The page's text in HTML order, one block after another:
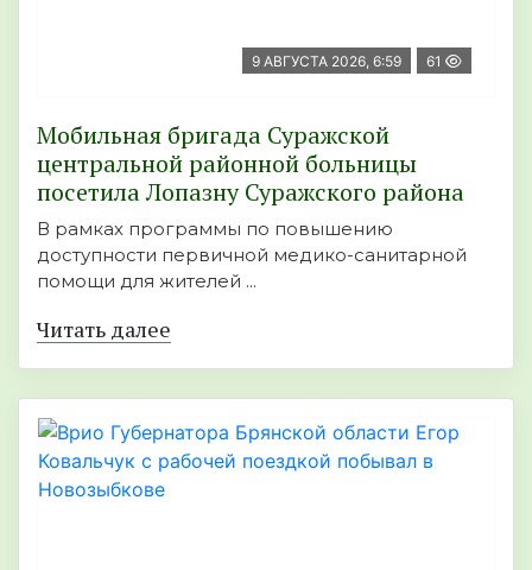
9 АВГУСТА 2026, 6:59 61
Мобильная бригада Суражской
центральной районной больницы
посетила Лопазну Суражского района
В рамках программы по повышению
доступности первичной медико-санитарной
помощи для жителей ...
Читать далее